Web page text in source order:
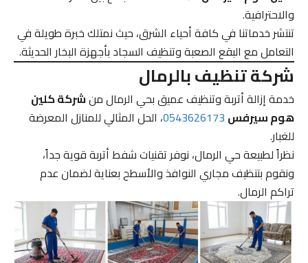
والاحترافية.
تنتشر خدماتنا في كافة أحياء الشرق، حيث نمتلك خبرة طويلة في
التعامل مع البقع الصعبة وتنظيف السجاد بأجهزة البخار الحديثة.
شركة تنظيف بالرمال
خدمة إزالة أتربة وتنظيف عميق بحي الرمال منشركة كلين
هوم سيرفس0543626173، الحل المثالي للمنازل المعرضة
للغبار.
نظراً لطبيعة حي الرمال، نوفر تقنيات شفط أتربة قوية جداً،
ونقوم بتنظيف مجاري النوافذ والأسطح بعناية لضمان عدم
تراكم الرمال.